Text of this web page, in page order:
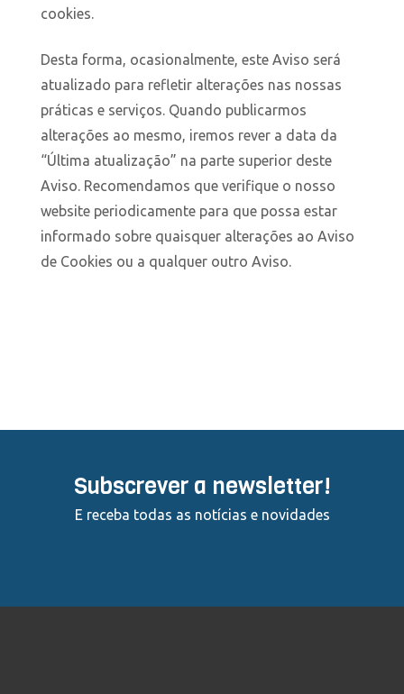
cookies.
Desta forma, ocasionalmente, este Aviso será
atualizado para refletir alterações nas nossas
práticas e serviços. Quando publicarmos
alterações ao mesmo, iremos rever a data da
“Última atualização” na parte superior deste
Aviso. Recomendamos que verifique o nosso
website periodicamente para que possa estar
informado sobre quaisquer alterações ao Aviso
de Cookies ou a qualquer outro Aviso.
Subscrever a newsletter!
E receba todas as notícias e novidades